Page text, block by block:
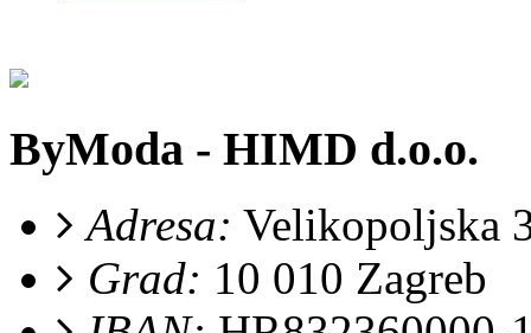
ByModa - HIMD d.o.o.
Adresa: Velikopoljska
Grad: 10 010 Zagreb